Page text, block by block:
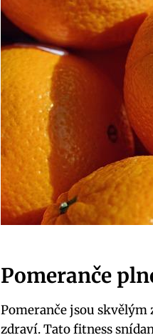
Pomeranče
Pomeranče jsou
zdraví. Tato fitness